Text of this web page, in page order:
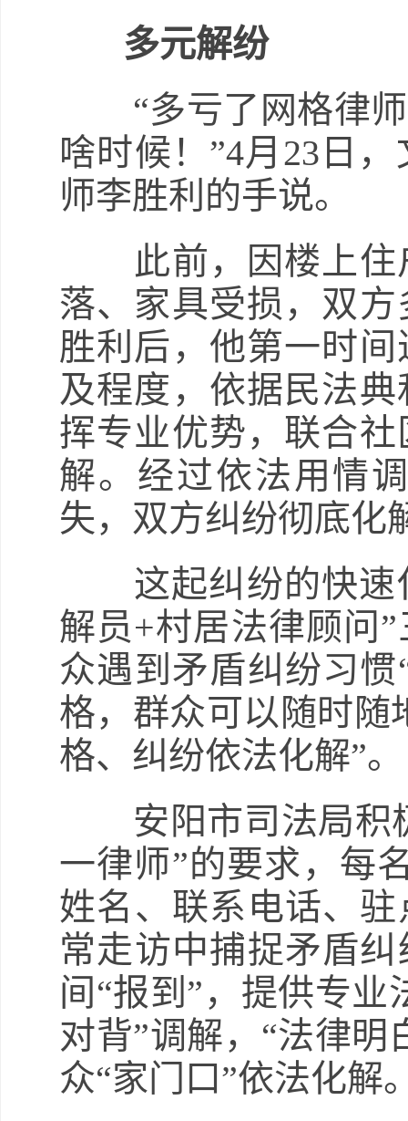
多元解纷
“多亏了网格律师
啥时候！”4月23日
师李胜利的手说。
此前，因楼上住
落、家具受损，双
胜利后，他第一时
及程度，依据民法
挥专业优势，联合
解。经过依法用情
失，双方纠纷彻底化
这起纠纷的快速
解员+村居法律顾问
众遇到矛盾纠纷习
格，群众可以随时随
格、纠纷依法化解”。
安阳市司法局积极
一律师”的要求，每
姓名、联系电话、
常走访中捕捉矛盾
间“报到”，提供专
对背”调解，“法律
众“家门口”依法化解